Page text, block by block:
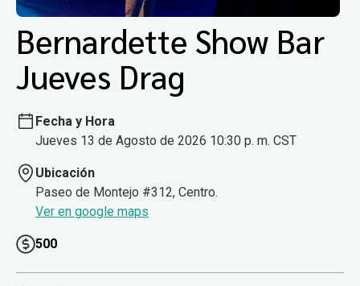
Bernardette Show Bar
Jueves Drag
Fecha y Hora
Jueves 13 de Agosto de 2026 10:30 p. m. CST
Ubicación
Paseo de Montejo #312, Centro.
Ver en google maps
500